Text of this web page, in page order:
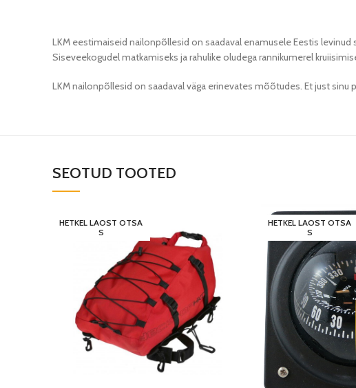
LKM eestimaiseid nailonpõllesid on saadaval enamusele Eestis
Siseveekogudel matkamiseks ja rahulike oludega rannikumerel
LKM nailonpõllesid on saadaval väga erinevates mõõtudes. Et just sinu
SEOTUD TOOTED
HETKEL LAOST OTSA
S
HETKEL LAOST OTSA
S